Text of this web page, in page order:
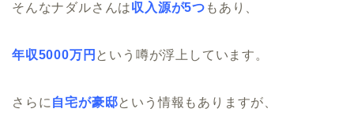
そんなナダルさんは収入源が5つ もあり、
年収5000万円 という噂が浮上しています。
さらに 自宅が豪邸という情報もありますが、